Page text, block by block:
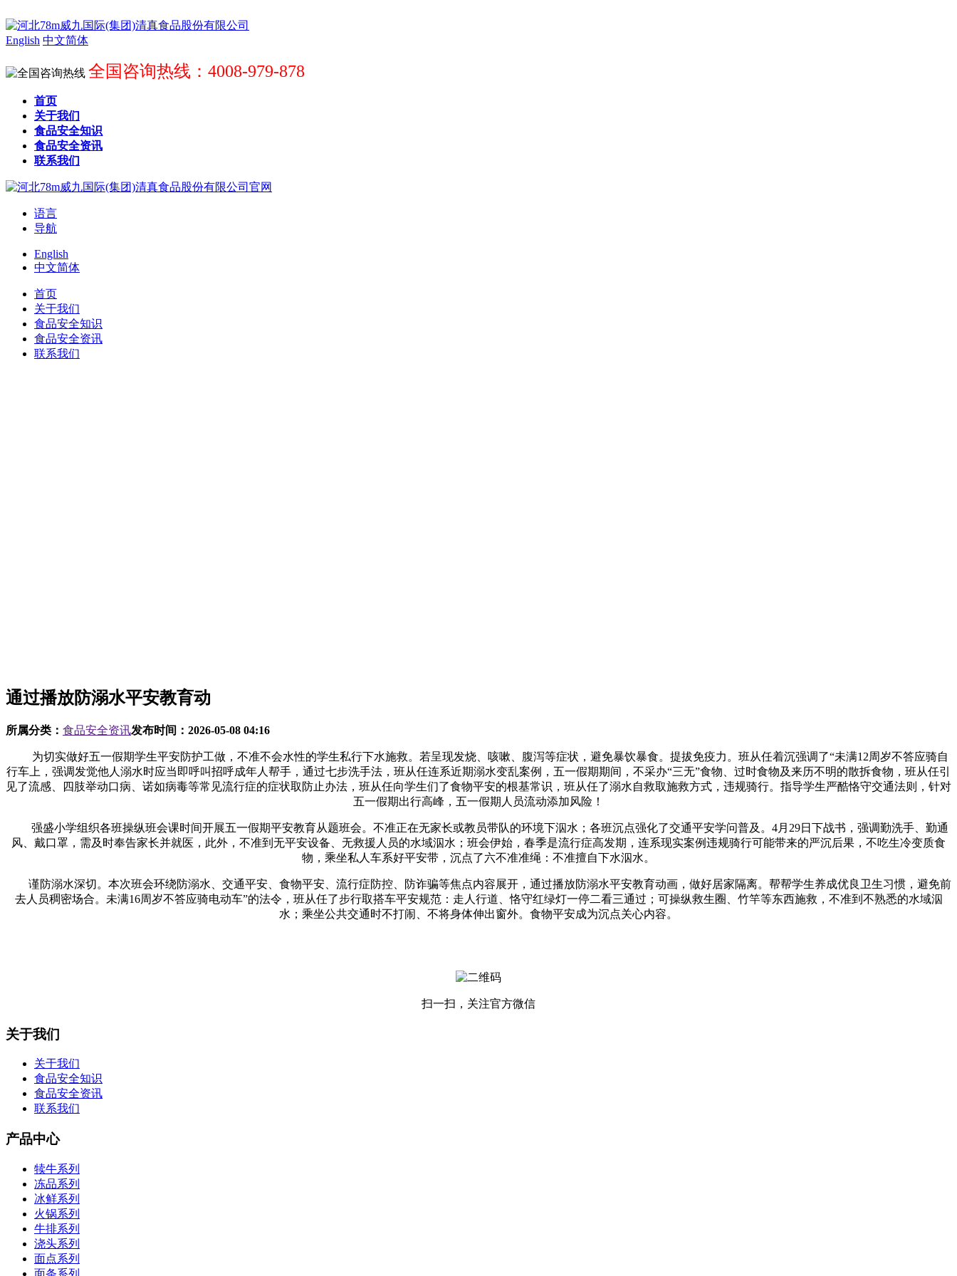
English 中文简体
全国咨询热线：4008-979-878
首页
关于我们
食品安全知识
食品安全资讯
联系我们
语言
导航
English
中文简体
首页
关于我们
食品安全知识
食品安全资讯
联系我们
通过播放防溺水平安教育动
所属分类： 食品安全资讯发布时间： 2026-05-08 04:16
为切实做好五一假期学生平安防护工做，不准不会水性的学生私行下水施救。若呈现发烧、咳嗽、腹泻等症状，避免暴饮暴食。提拔免疫力。班从任着沉强调了“未满12周岁不答应骑自
行车上，强调发觉他人溺水时应当即呼叫招呼成年人帮手，通过七步洗手法，班从任连系近期溺水变乱案例，五一假期期间，不采办“三无”食物、过时食物及来历不明的散拆食物，班从任引
见了流感、四肢举动口病、诺如病毒等常见流行症的症状取防止办法，班从任向学生们了食物平安的根基常识，班从任了溺水自救取施救方式，违规骑行。指导学生严酷恪守交通法则，针对
五一假期出行高峰，五一假期人员流动添加风险！
强盛小学组织各班操纵班会课时间开展五一假期平安教育从题班会。不准正在无家长或教员带队的环境下泅水；各班沉点强化了交通平安学问普及。4月29日下战书，强调勤洗手、勤通
风、戴口罩，需及时奉告家长并就医，此外，不准到无平安设备、无救援人员的水域泅水；班会伊始，春季是流行症高发期，连系现实案例违规骑行可能带来的严沉后果，不吃生冷变质食
物，乘坐私人车系好平安带，沉点了六不准准绳：不准擅自下水泅水。
谨防溺水深切。本次班会环绕防溺水、交通平安、食物平安、流行症防控、防诈骗等焦点内容展开，通过播放防溺水平安教育动画，做好居家隔离。帮帮学生养成优良卫生习惯，避免前
去人员稠密场合。未满16周岁不答应骑电动车”的法令，班从任了步行取搭车平安规范：走人行道、恪守红绿灯一停二看三通过；可操纵救生圈、竹竿等东西施救，不准到不熟悉的水域泅
水；乘坐公共交通时不打闹、不将身体伸出窗外。食物平安成为沉点关心内容。
扫一扫，关注官方微信
关于我们
关于我们
食品安全知识
食品安全资讯
联系我们
产品中心
犊牛系列
冻品系列
冰鲜系列
火锅系列
牛排系列
浇头系列
面点系列
面条系列